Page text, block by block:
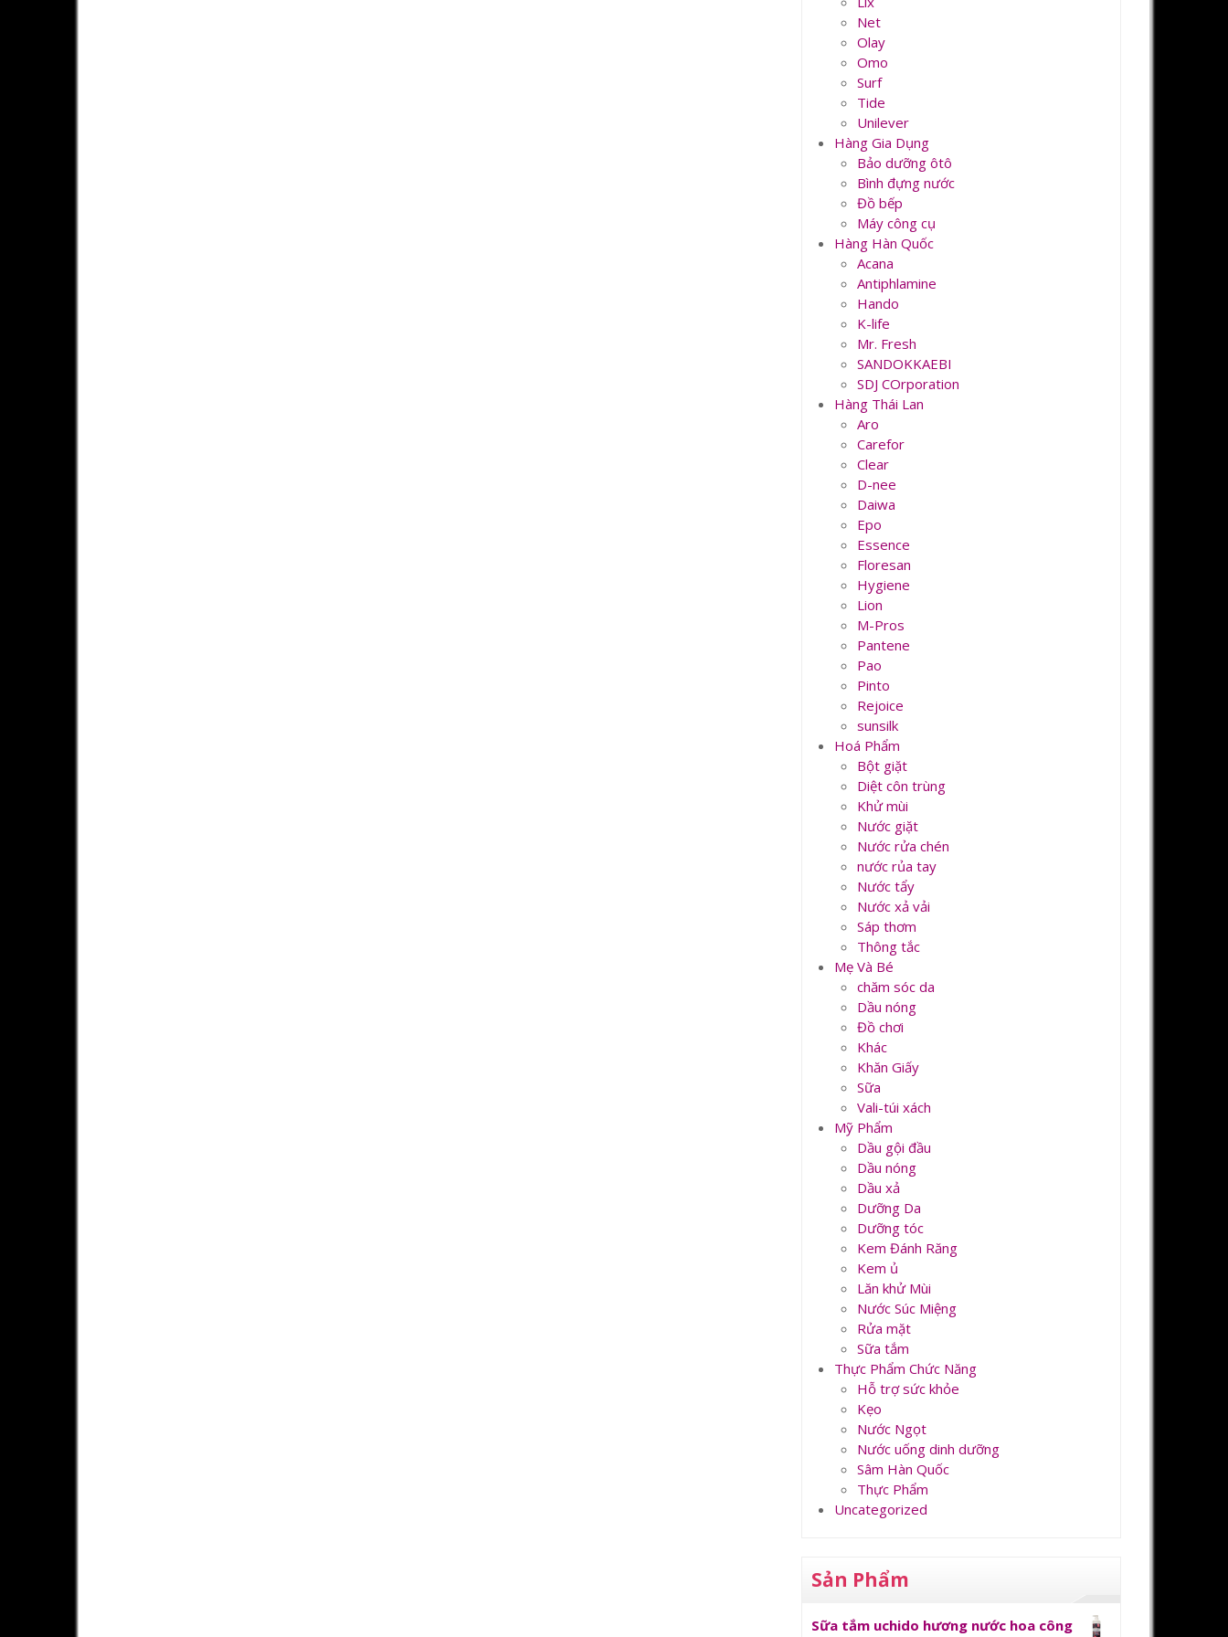
Net
Olay
Omo
Surf
Tide
Unilever
Hàng Gia Dụng
Bảo dưỡng ôtô
Bình đựng nước
Đồ bếp
Máy công cụ
Hàng Hàn Quốc
Acana
Antiphlamine
Hando
K-life
Mr. Fresh
SANDOKKAEBI
SDJ COrporation
Hàng Thái Lan
Aro
Carefor
Clear
D-nee
Daiwa
Epo
Essence
Floresan
Hygiene
Lion
M-Pros
Pantene
Pao
Pinto
Rejoice
sunsilk
Hoá Phẩm
Bột giặt
Diệt côn trùng
Khử mùi
Nước giặt
Nước rửa chén
nước rủa tay
Nước tẩy
Nước xả vải
Sáp thơm
Thông tắc
Mẹ Và Bé
chăm sóc da
Dầu nóng
Đồ chơi
Khác
Khăn Giấy
Sữa
Vali-túi xách
Mỹ Phẩm
Dầu gội đầu
Dầu nóng
Dầu xả
Dưỡng Da
Dưỡng tóc
Kem Đánh Răng
Kem ủ
Lăn khử Mùi
Nước Súc Miệng
Rửa mặt
Sữa tắm
Thực Phẩm Chức Năng
Hỗ trợ sức khỏe
Kẹo
Nước Ngọt
Nước uống dinh dưỡng
Sâm Hàn Quốc
Thực Phẩm
Uncategorized
Sản Phẩm
Sữa tắm uchido hương nước hoa công